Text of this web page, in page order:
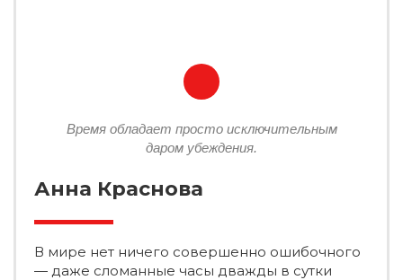
Время обладает просто исключительным
даром убеждения.
Анна Краснова
В мире нет ничего совершенно ошибочного
— даже сломанные часы дважды в сутки